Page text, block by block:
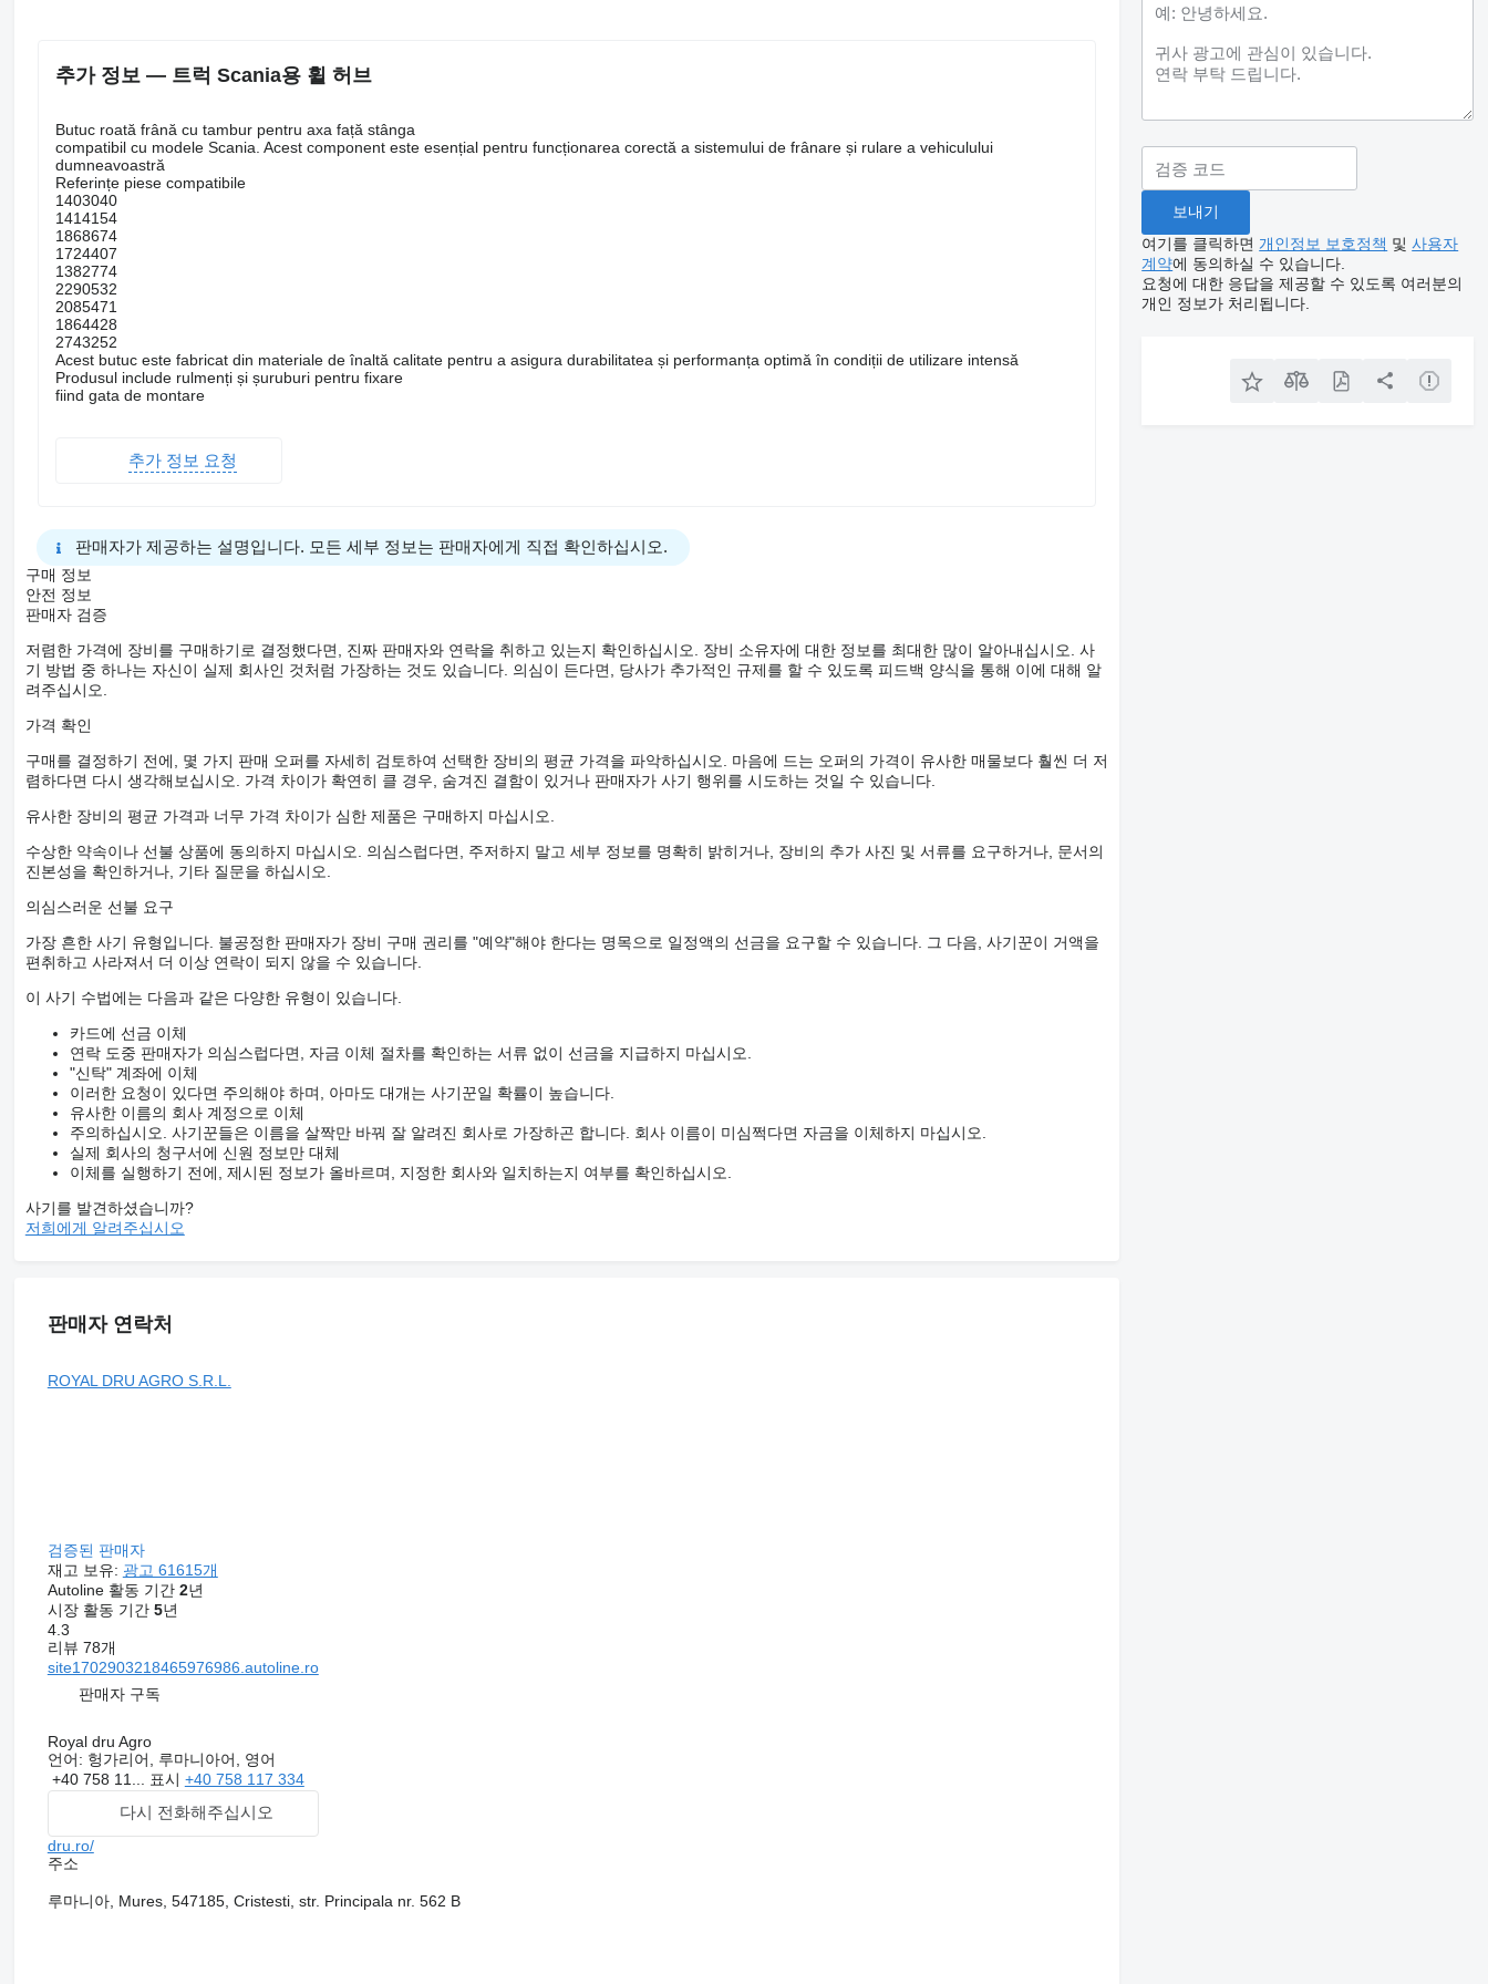
추가 정보 — 트럭 Scania용 휠 허브
Butuc roată frână cu tambur pentru axa față stânga
compatibil cu modele Scania. Acest component este esențial pentru funcționarea corectă a sistemului de frânare și rulare a vehiculului
dumneavoastră
Referințe piese compatibile
1403040
1414154
1868674
1724407
1382774
2290532
2085471
1864428
2743252
Acest butuc este fabricat din materiale de înaltă calitate pentru a asigura durabilitatea și performanța optimă în condiții de utilizare intensă
Produsul include rulmenți și șuruburi pentru fixare
fiind gata de montare
추가 정보 요청
판매자가 제공하는 설명입니다. 모든 세부 정보는 판매자에게 직접 확인하십시오.
구매 정보
안전 정보
판매자 검증
저렴한 가격에 장비를 구매하기로 결정했다면, 진짜 판매자와 연락을 취하고 있는지 확인하십시오. 장비 소유자에 대한 정보를 최대한 많이 알아내십시오. 사
기 방법 중 하나는 자신이 실제 회사인 것처럼 가장하는 것도 있습니다. 의심이 든다면, 당사가 추가적인 규제를 할 수 있도록 피드백 양식을 통해 이에 대해 알
려주십시오.
가격 확인
구매를 결정하기 전에, 몇 가지 판매 오퍼를 자세히 검토하여 선택한 장비의 평균 가격을 파악하십시오. 마음에 드는 오퍼의 가격이 유사한 매물보다 훨씬 더 저
렴하다면 다시 생각해보십시오. 가격 차이가 확연히 클 경우, 숨겨진 결함이 있거나 판매자가 사기 행위를 시도하는 것일 수 있습니다.
유사한 장비의 평균 가격과 너무 가격 차이가 심한 제품은 구매하지 마십시오.
수상한 약속이나 선불 상품에 동의하지 마십시오. 의심스럽다면, 주저하지 말고 세부 정보를 명확히 밝히거나, 장비의 추가 사진 및 서류를 요구하거나, 문서의
진본성을 확인하거나, 기타 질문을 하십시오.
의심스러운 선불 요구
가장 흔한 사기 유형입니다. 불공정한 판매자가 장비 구매 권리를 "예약"해야 한다는 명목으로 일정액의 선금을 요구할 수 있습니다. 그 다음, 사기꾼이 거액을
편취하고 사라져서 더 이상 연락이 되지 않을 수 있습니다.
이 사기 수법에는 다음과 같은 다양한 유형이 있습니다.
카드에 선금 이체
연락 도중 판매자가 의심스럽다면, 자금 이체 절차를 확인하는 서류 없이 선금을 지급하지 마십시오.
"신탁" 계좌에 이체
이러한 요청이 있다면 주의해야 하며, 아마도 대개는 사기꾼일 확률이 높습니다.
유사한 이름의 회사 계정으로 이체
주의하십시오. 사기꾼들은 이름을 살짝만 바꿔 잘 알려진 회사로 가장하곤 합니다. 회사 이름이 미심쩍다면 자금을 이체하지 마십시오.
실제 회사의 청구서에 신원 정보만 대체
이체를 실행하기 전에, 제시된 정보가 올바르며, 지정한 회사와 일치하는지 여부를 확인하십시오.
사기를 발견하셨습니까?
저희에게 알려주십시오
판매자 연락처
ROYAL DRU AGRO S.R.L.
검증된 판매자
재고 보유: 광고 61615개
Autoline 활동 기간 2년
시장 활동 기간 5년
4.3
리뷰 78개
site1702903218465976986.autoline.ro
판매자 구독
Royal dru Agro
언어: 헝가리어, 루마니아어, 영어
+40 758 11...
표시 +40 758 117 334
다시 전화해주십시오
dru.ro/
주소
루마니아, Mures, 547185, Cristesti, str. Principala nr. 562 B
여기를 클릭하면 개인정보 보호정책 및사용자
계약에 동의하실 수 있습니다.
요청에 대한 응답을 제공할 수 있도록 여러분의
개인 정보가 처리됩니다.